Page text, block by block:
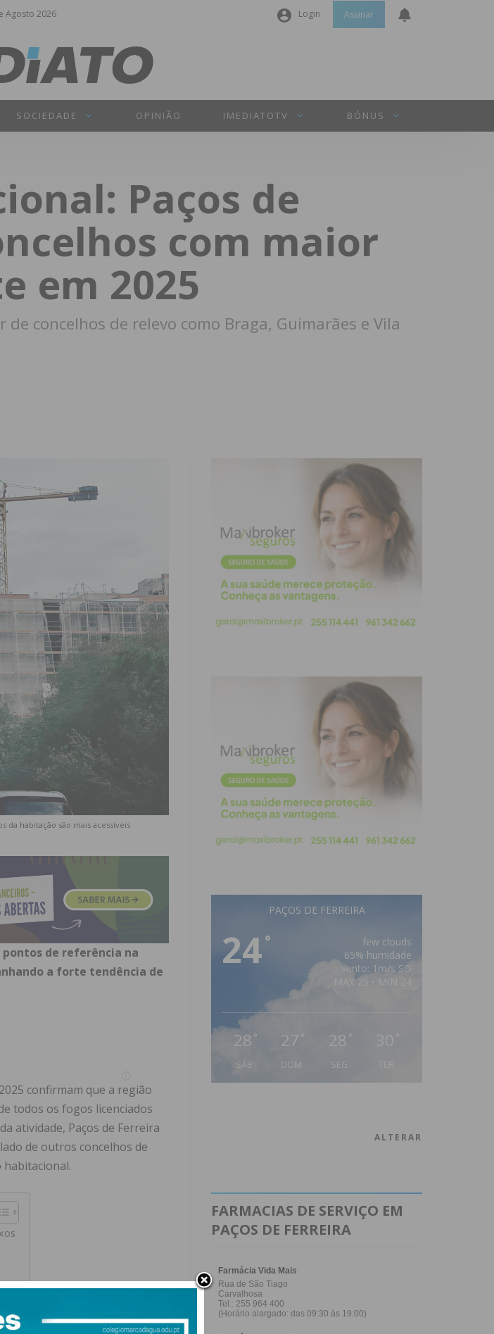
Agosto 2026 Login
Senha
Perdeu a sua senha?
Assinar
SOCIEDADE OPINIÃO IMEDIATOTV BÓNUS
Paços de
com maior
em 2025
concelhos de relevo como Braga, Guimarães e Vila
habitação são mais acessíveis
pontos de referência na
a forte tendência de
confirmam que a região
todos os fogos licenciados
atividade, Paços de Ferreira
de outros concelhos de
habitacional.
PAÇOS DE FERREIRA
24°
few clouds
65% humidade
vento: 1m/s SO
MAX 25 • MIN 24
28 °
SÁB
27 °
DOM
28 °
SEG
30 °
ALTERAR
FARMACIAS DE SERVIÇO EM
PAÇOS DE FERREIRA